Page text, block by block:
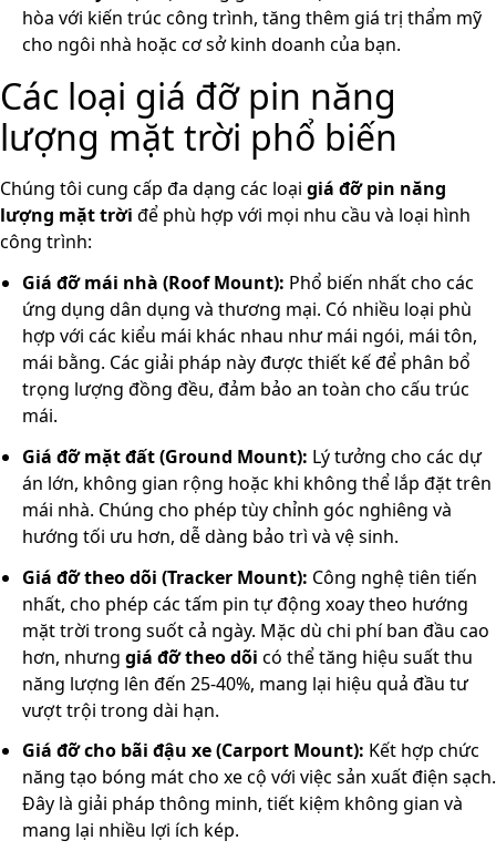
hòa với kiến trúc công trình, tăng thêm giá trị thẩm mỹ
cho ngôi nhà hoặc cơ sở kinh doanh của bạn.
Các loại giá đỡ pin năng
lượng mặt trời phổ biến
Chúng tôi cung cấp đa dạng các loại giá đỡ pin năng
lượng mặt trời để phù hợp với mọi nhu cầu và loại hình
công trình:
Giá đỡ mái nhà (Roof Mount): Phổ biến nhất cho các
ứng dụng dân dụng và thương mại. Có nhiều loại phù
hợp với các kiểu mái khác nhau như mái ngói, mái tôn,
mái bằng. Các giải pháp này được thiết kế để phân bổ
trọng lượng đồng đều, đảm bảo an toàn cho cấu trúc
mái.
Giá đỡ mặt đất (Ground Mount): Lý tưởng cho các dự
án lớn, không gian rộng hoặc khi không thể lắp đặt trên
mái nhà. Chúng cho phép tùy chỉnh góc nghiêng và
hướng tối ưu hơn, dễ dàng bảo trì và vệ sinh.
Giá đỡ theo dõi (Tracker Mount): Công nghệ tiên tiến
nhất, cho phép các tấm pin tự động xoay theo hướng
mặt trời trong suốt cả ngày. Mặc dù chi phí ban đầu cao
hơn, nhưng giá đỡ theo dõi có thể tăng hiệu suất thu
năng lượng lên đến 25-40%, mang lại hiệu quả đầu tư
vượt trội trong dài hạn.
Giá đỡ cho bãi đậu xe (Carport Mount): Kết hợp chức
năng tạo bóng mát cho xe cộ với việc sản xuất điện sạch.
Đây là giải pháp thông minh, tiết kiệm không gian và
mang lại nhiều lợi ích kép.